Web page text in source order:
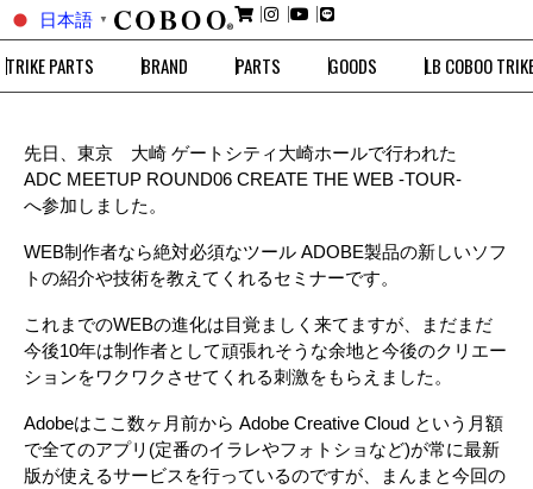
日本語 ▼
TRIKE PARTS BRAND PARTS GOODS LB COBOO
先日、東京 大崎 ゲートシティ大崎ホールで行われた
ADC MEETUP ROUND06 CREATE THE WEB -TOUR-
へ参加しました。
WEB制作者なら絶対必須なツール ADOBE製品の新しいソフ
トの紹介や技術を教えてくれるセミナーです。
これまでのWEBの進化は目覚ましく来てますが、まだまだ
今後10年は制作者として頑張れそうな余地と今後のクリエー
ションをワクワクさせてくれる刺激をもらえました。
Adobeはここ数ヶ月前から Adobe Creative Cloud という月額
で全てのアプリ(定番のイラレやフォトショなど)が常に最新
版が使えるサービスを行っているのですが、まんまと今回の